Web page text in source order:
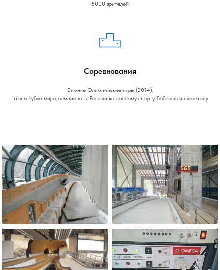
5000 зрителей
Соревнования
Зимние Олимпийские игры (2014),
этапы Кубка мира, чемпионаты России по санному спорту, бобслею и скелетону